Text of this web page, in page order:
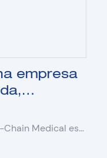
empresa
Chain Medical es